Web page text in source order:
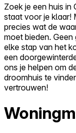
Zoek je een huis
staat voor je klaar!
precies wat de
moet bieden.
elke stap van het
een
ons je helpen om
droomhuis te
vertrouwen!